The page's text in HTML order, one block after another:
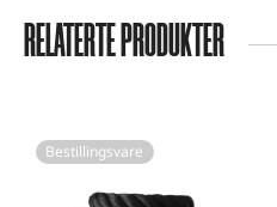
RELATERTE PRODUKTER
Bestillingsvare